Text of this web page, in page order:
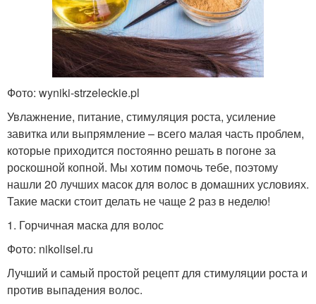
Фото: wyniki-strzeleckie.pl
Увлажнение, питание, стимуляция роста, усиление
завитка или выпрямление – всего малая часть проблем,
которые приходится постоянно решать в погоне за
роскошной копной. Мы хотим помочь тебе, поэтому
нашли 20 лучших масок для волос в домашних условиях.
Такие маски стоит делать не чаще 2 раз в неделю!
1. Горчичная маска для волос
Фото: nikolisel.ru
Лучший и самый простой рецепт для стимуляции роста и
против выпадения волос.